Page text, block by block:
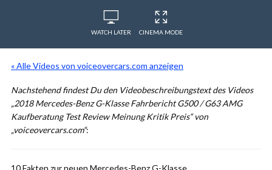
WATCH LATER CINEMA MODE
« Alle Videos von voiceovercars.com anzeigen
Nachstehend findest Du den Videobeschreibungstext des Videos
„2018 Mercedes-Benz G-Klasse Fahrbericht G500 / G63 AMG
Kaufberatung Test Review Meinung Kritik Preis“ von
„voiceovercars.com“:
10 Fakten zur neuen Mercedes-Benz G-Klasse.